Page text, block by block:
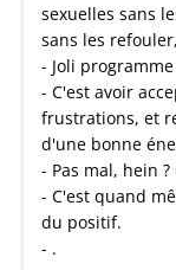
sexuelles sans
sans les
- Joli
- C'est avoir
frustrations, et
d'une bonne
- Pas mal, hein
- C'est quand
du positif.
- .